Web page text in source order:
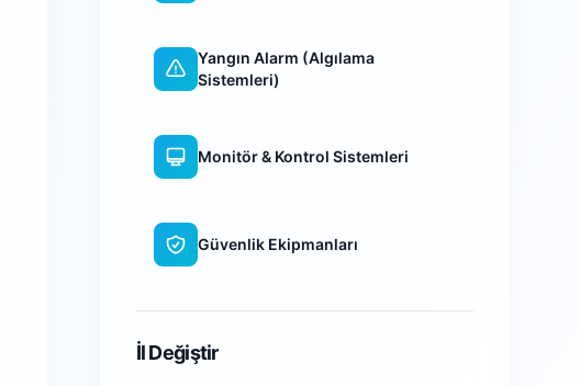
Yangın Alarm (Algılama
Sistemleri)
Monitör & Kontrol Sistemleri
Güvenlik Ekipmanları
İl Değiştir